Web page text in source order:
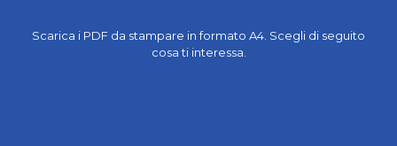
Scarica i PDF da stampare in formato A4. Scegli di seguito
cosa ti interessa.